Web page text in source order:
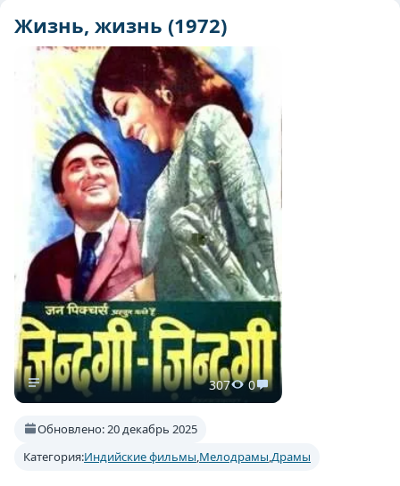
Жизнь, жизнь (1972)
307 0
Обновлено: 20 декабрь 2025
Категория:Индийские фильмы,Мелодрамы,Драмы